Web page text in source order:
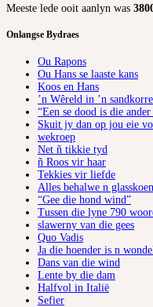
Meeste lede ooit aanlyn was
Onlangse Bydraes
Ou Rapons
Ou Hans se laaste kans
Koos en Hans
’n Wêreld in ’n
“Een se dood is die
Skuit jy dan op jou eie
wekroep
Net ñ tikkie tyd
ñ Roos vir haar
Tekkies vir liefde
Alles behalwe n glasskoen
“Gee die hond wind”
Tussen die lyne 790
slawerny van die gees
Quo Vadis
Ja die hoender is n
Dans van die wind
Lente by die dam
Halfvol in Italië
Sefier